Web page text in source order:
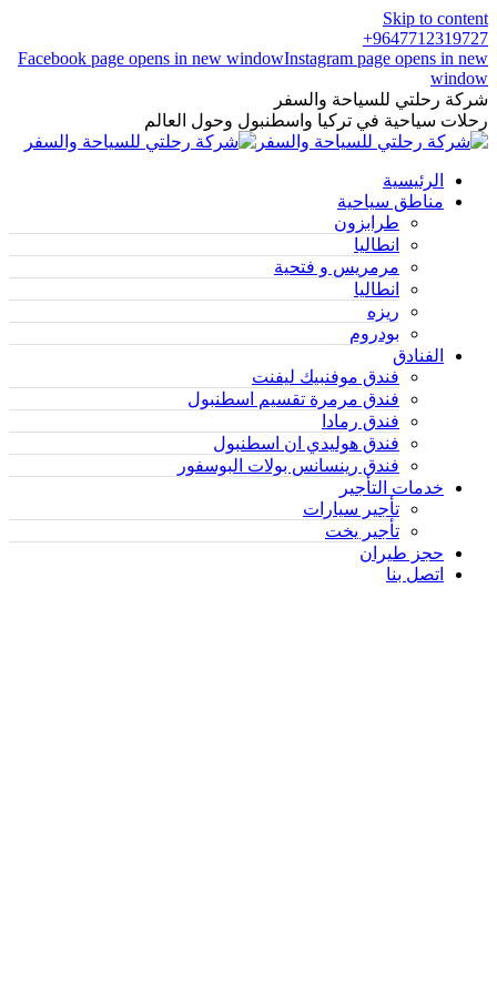
Skip to content
9647712319727+
Facebook page opens in new windowInstagram page opens in new
window
شركة رحلتي للسياحة والسفر
رحلات سياحية في تركيا واسطنبول وحول العالم
الرئيسية
مناطق سياحية
طرابزون
انطاليا
مرمريس و فتحية
انطاليا
ريزه
بودروم
الفنادق
فندق موفنبيك ليفنت
فندق مرمرة تقسيم اسطنبول
فندق رمادا
فندق هوليدي ان اسطنبول
فندق رينسانس بولات البوسفور
خدمات التأجير
تأجير سيارات
تأجير يخت
حجز طيران
اتصل بنا